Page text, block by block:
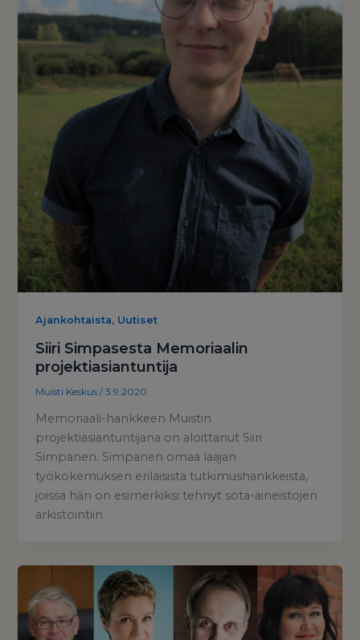
Ajankohtaista, Uutiset
Siiri Simpasesta Memoriaalin
projektiasiantuntija
Muisti Keskus/3.9.2020
Memoriaali-hankkeen Muistin
projektiasiantuntijana on aloittanut Siiri
Simpanen. Simpanen omaa laajan
työkokemuksen erilaisista tutkimushankkeista,
joissa hän on esimerkiksi tehnyt sota-aineistojen
arkistointiin